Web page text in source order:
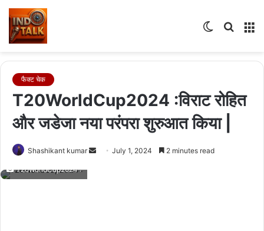
Search
Switch
फैक्ट चेक
T20WorldCup2024 :विराट रोहित
और जडेजा नया परंपरा शुरुआत किया |
Shashikant kumar
SendJuly 1, 2024 2 minutes read
T20WorldCup2024 :